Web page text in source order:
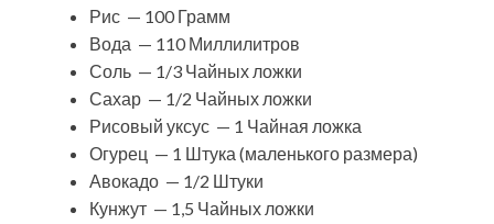
Рис — 100 Грамм
Вода — 110 Миллилитров
Соль — 1/3 Чайных ложки
Сахар — 1/2 Чайных ложки
Рисовый уксус — 1 Чайная ложка
Огурец — 1 Штука (маленького размера)
Авокадо — 1/2 Штуки
Кунжут — 1,5 Чайных ложки